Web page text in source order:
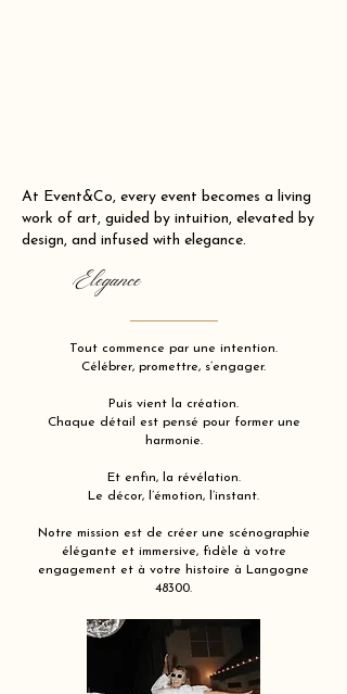
At Event&Co, every event becomes a living
work of art, guided by intuition, elevated by
design, and infused with elegance.
Elegance
Tout commence par une intention.
Célébrer, promettre, s’engager.
Puis vient la création.
Chaque détail est pensé pour former une
harmonie.
Et enfin, la révélation.
Le décor, l’émotion, l’instant.
Notre mission est de créer une scénographie
élégante et immersive, fidèle à votre
engagement et à votre histoire à Langogne
48300.